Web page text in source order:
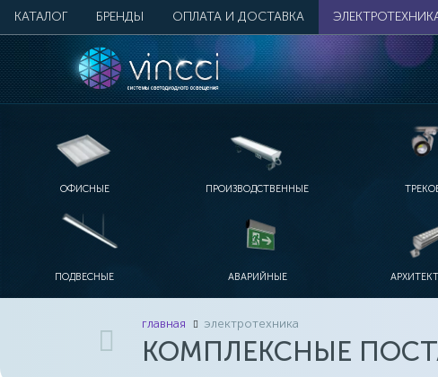
КАТАЛОГ БРЕНДЫ ОПЛАТА И ДОСТАВКА
ОФИСНЫЕ ПРОИЗВОДСТВЕННЫЕ
ПОДВЕСНЫЕ АВАРИЙНЫЕ
главная электротехника
КОМПЛЕКСНЫЕ